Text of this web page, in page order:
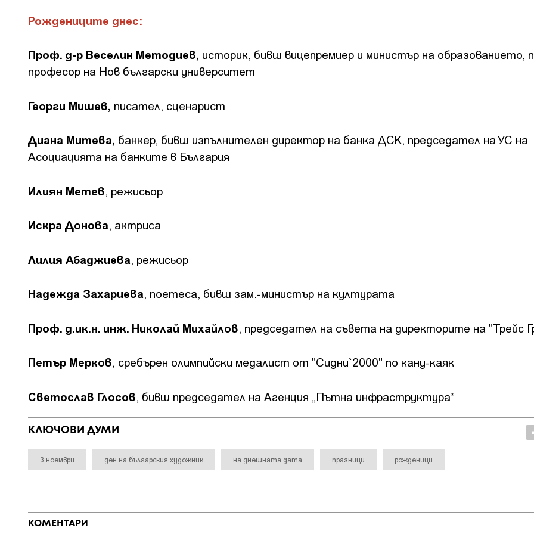
Рождениците днес:
Проф. д-р Веселин Методиев, историк, бивш вицепремиер и министър на образованието,
професор на Нов български университет
Георги Мишев, писател, сценарист
Диана Митева, банкер, бивш изпълнителен директор на банка ДСК, председател на УС на
Асоциацията на банките в България
Илиян Метев, режисьор
Искра Донова, актриса
Лилия Абаджиева, режисьор
Надежда Захариева, поетеса, бивш зам.-министър на културата
Проф. д.ик.н. инж. Николай Михайлов, председател на съвета на директорите на "Трейс
Петър Мерков, сребърен олимпийски медалист от "Сидни`2000" по кану-каяк
Светослав Глосов, бивш председател на Агенция „Пътна инфраструктура“
КЛЮЧОВИ ДУМИ
3 ноември ден на българския художник на днешната дата празници рожденици
КОМЕНТАРИ